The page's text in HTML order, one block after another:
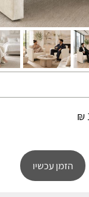
הזמן עכשיו